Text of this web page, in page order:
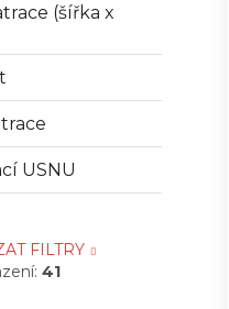
(šířka x
USNU
FILTRY
41